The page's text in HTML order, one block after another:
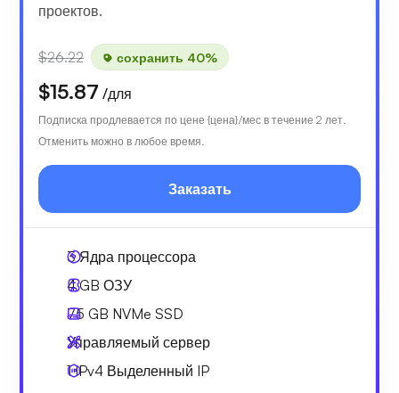
проектов.
$26.22 сохранить 40%
$15.87 /для
Подписка продлевается по цене {цена}/мес в течение 2 лет.
Отменить можно в любое время.
Заказать
3Ядра процессора
4 GB ОЗУ
75 GB NVMe SSD
Управляемый сервер
1 IPv4 Выделенный IP